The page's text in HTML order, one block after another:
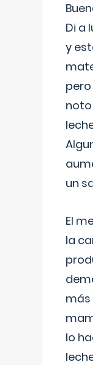
Di a
y
un
El
la
lo